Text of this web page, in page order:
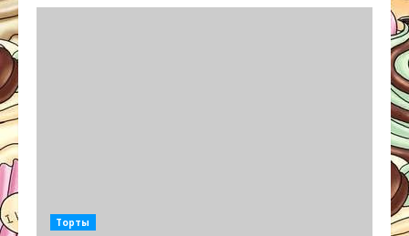
Торты